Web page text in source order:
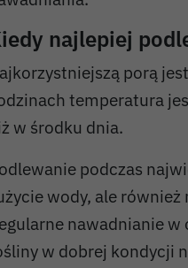
najlepiej
porą
temperatura
w środku dnia.
podczas
wody, ale
nawadnianie
w dobrej kondycji